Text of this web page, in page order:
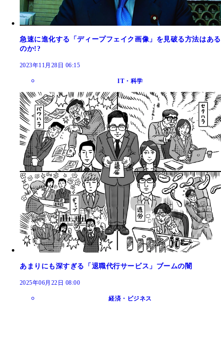
急速に進化する「ディープフェイク画像」を見破る方法はある
のか!?
2023年11月28日 06:15
IT・科学
あまりにも深すぎる「退職代行サービス」ブームの闇
2025年06月22日 08:00
経済・ビジネス